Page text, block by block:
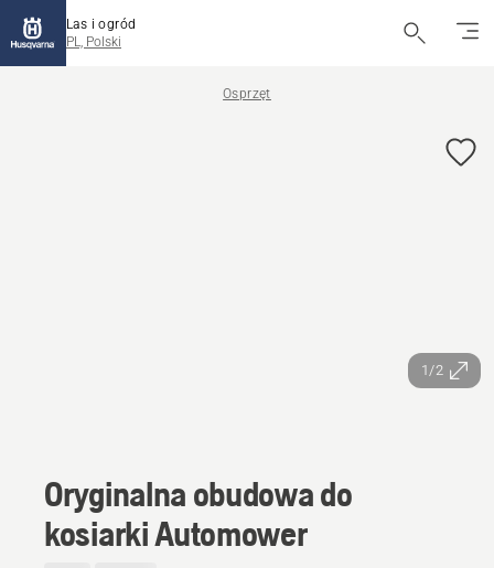
Las i ogród
PL, Polski
Osprzęt
1/2
Oryginalna obudowa do
kosiarki Automower